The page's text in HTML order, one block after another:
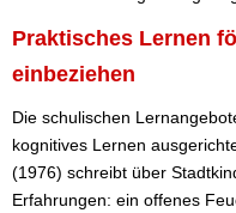
Praktisches Lernen
einbeziehen
Die schulischen
kognitives Lernen
(1976) schreibt über
Erfahrungen: ein offenes